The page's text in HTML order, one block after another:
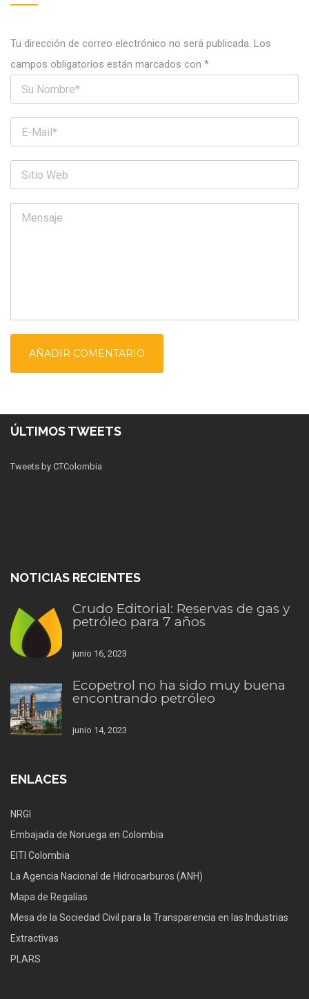
Tu dirección de correo electrónico no será publicada. Los
campos obligatorios están marcados con *
ÚLTIMOS TWEETS
Tweets by CTColombia
NOTICIAS RECIENTES
Crudo Editorial: Reservas de gas y
petróleo para 7 años
junio 16, 2023
Ecopetrol no ha sido muy buena
encontrando petróleo
junio 14, 2023
ENLACES
NRGI
Embajada de Noruega en Colombia
EITI Colombia
La Agencia Nacional de Hidrocarburos (ANH)
Mapa de Regalías
Mesa de la Sociedad Civil para la Transparencia en las Industrias
Extractivas
PLARS